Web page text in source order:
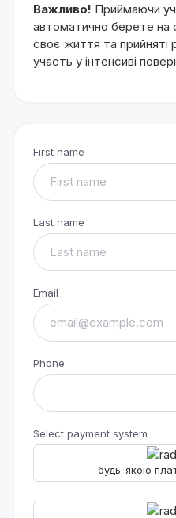
Важливо! Приймаючи
автоматично берете на
своє життя та прийняті
участь у інтенсиві
First name
Last name
Email
Phone
Select payment system
будь-якою